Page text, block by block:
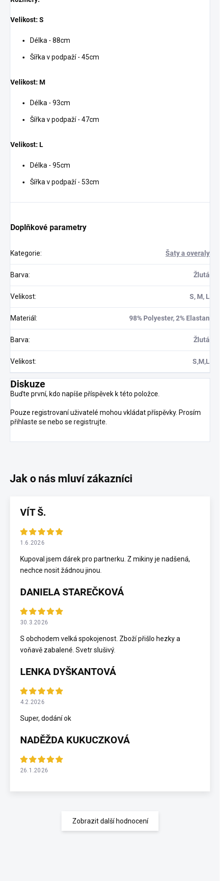
Velikost: S
Délka - 88cm
Šířka v podpaží - 45cm
Velikost: M
Délka - 93cm
Šířka v podpaží - 47cm
Velikost: L
Délka - 95cm
Šířka v podpaží - 53cm
Doplňkové parametry
Kategorie: Šaty a overaly
Barva: Žlutá
Velikost: S, M, L
Materiál : 98% Polyester, 2% Elastan
Barva: Žlutá
Velikost: S,M,L
Diskuze
Buďte první, kdo napíše příspěvek k této položce.
Pouze registrovaní uživatelé mohou vkládat příspěvky. Prosím
přihlaste se nebo se registrujte
VÍT Š.
1.6.2026
Kupoval jsem dárek pro partnerku. Z mikiny je nadšená,
nechce nosit žádnou jinou.
DANIELA STAREČKOVÁ
30.3.2026
S obchodem velká spokojenost. Zboží přišlo hezky a
voňavě zabalené. Svetr slušivý.
LENKA DYŠKANTOVÁ
4.2.2026
Super, dodání ok
NADĚŽDA KUKUCZKOVÁ
26.1.2026
Zobrazit další hodnocení